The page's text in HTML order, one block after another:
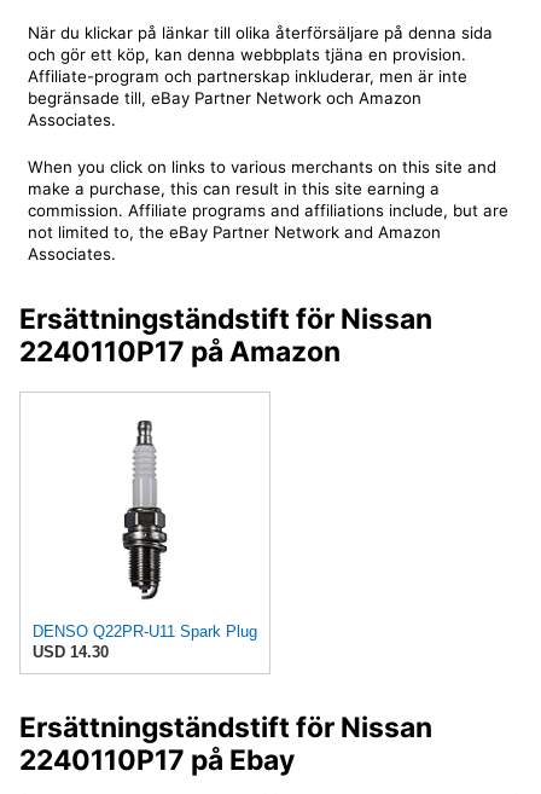
När du klickar på länkar till olika återförsäljare på denna sida
och gör ett köp, kan denna webbplats tjäna en provision.
Affiliate-program och partnerskap inkluderar, men är inte
begränsade till, eBay Partner Network och Amazon
Associates.
When you click on links to various merchants on this site and
make a purchase, this can result in this site earning a
commission. Affiliate programs and affiliations include, but are
not limited to, the eBay Partner Network and Amazon
Associates.
Ersättningständstift för Nissan
2240110P17 på Amazon
DENSO Q22PR-U11 Spark Plug
USD 14.30
Ersättningständstift för Nissan
2240110P17 på Ebay